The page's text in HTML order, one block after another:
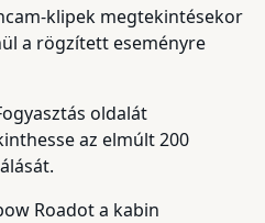
klipek megtekintésekor
a rögzített eseményre
oldalát
az elmúlt 200
Roadot a kabin